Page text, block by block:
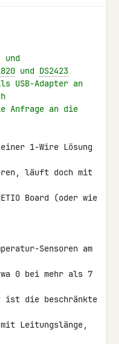
und
und DS2423
USB-Adapter an
Anfrage an die
1-Wire Lösung
läuft doch mit
Board (oder wie
Sensoren am
0 bei mehr als 7
ist die beschränkte
Leitungslänge,